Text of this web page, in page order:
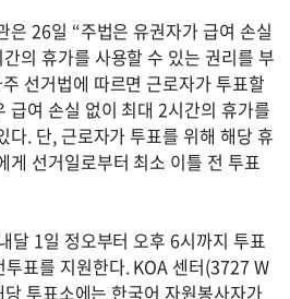
은 26일 “주법은 유권자가 급여 손실
의 휴가를 사용할 수 있는 권리를 부
선거법에 따르면 근로자가 투표할
급여 손실 없이 최대 2시간의 휴가를
다. 단, 근로자가 투표를 위해 해당 휴
게 선거일로부터 최소 이틀 전 투표
달 1일 정오부터 오후 6시까지 투표
표를 지원한다. KOA 센터(3727 W
투표소에는 한국어 자원봉사자가